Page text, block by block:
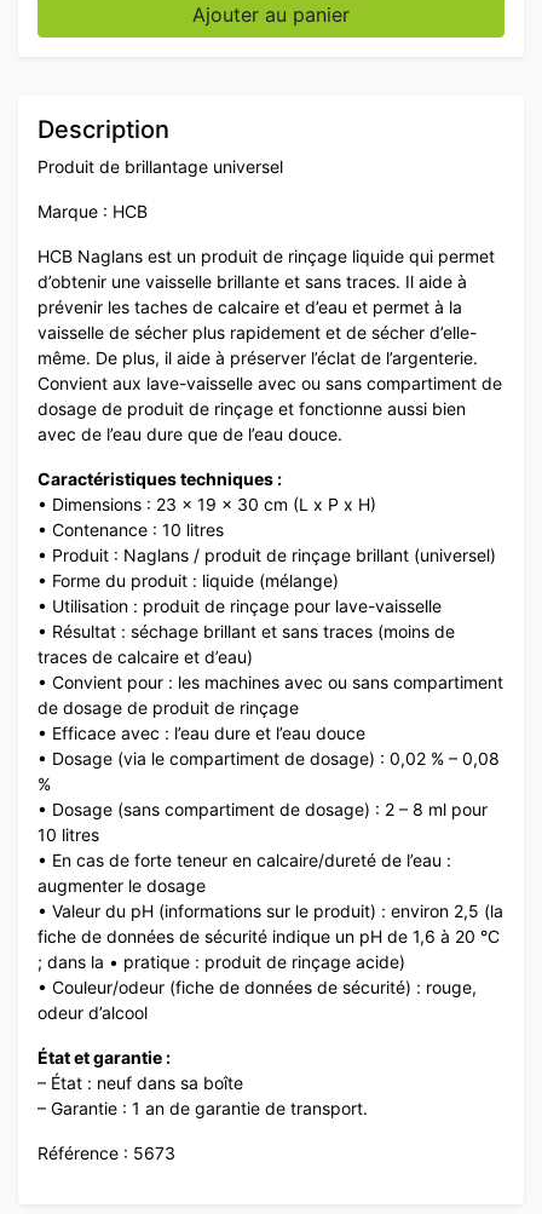
Ajouter au panier
Description
Produit de brillantage universel
Marque : HCB
HCB Naglans est un produit de rinçage liquide qui permet
d’obtenir une vaisselle brillante et sans traces. Il aide à
prévenir les taches de calcaire et d’eau et permet à la
vaisselle de sécher plus rapidement et de sécher d’elle-
même. De plus, il aide à préserver l’éclat de l’argenterie.
Convient aux lave-vaisselle avec ou sans compartiment de
dosage de produit de rinçage et fonctionne aussi bien
avec de l’eau dure que de l’eau douce.
Caractéristiques techniques :
• Dimensions : 23 x 19 x 30 cm (L x P x H)
• Contenance : 10 litres
• Produit : Naglans / produit de rinçage brillant (universel)
• Forme du produit : liquide (mélange)
• Utilisation : produit de rinçage pour lave-vaisselle
• Résultat : séchage brillant et sans traces (moins de
traces de calcaire et d’eau)
• Convient pour : les machines avec ou sans compartiment
de dosage de produit de rinçage
• Efficace avec : l’eau dure et l’eau douce
• Dosage (via le compartiment de dosage) : 0,02 % – 0,08
%
• Dosage (sans compartiment de dosage) : 2 – 8 ml pour
10 litres
• En cas de forte teneur en calcaire/dureté de l’eau :
augmenter le dosage
• Valeur du pH (informations sur le produit) : environ 2,5 (la
fiche de données de sécurité indique un pH de 1,6 à 20 °C
; dans la • pratique : produit de rinçage acide)
• Couleur/odeur (fiche de données de sécurité) : rouge,
odeur d’alcool
État et garantie :
– État : neuf dans sa boîte
– Garantie : 1 an de garantie de transport.
Référence : 5673